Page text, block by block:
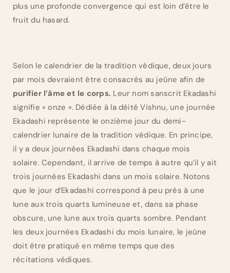
plus une profonde convergence qui est loin d’être le
fruit du hasard.
Selon le calendrier de la tradition védique, deux jours
par mois devraient être consacrés au jeûne afin de
purifier l’âme et le corps. Leur nom sanscrit Ekadashi
signifie « onze ». Dédiée à la déité Vishnu, une journée
Ekadashi représente le onzième jour du demi-
calendrier lunaire de la tradition védique. En principe,
il y a deux journées Ekadashi dans chaque mois
solaire. Cependant, il arrive de temps à autre qu’il y ait
trois journées Ekadashi dans un mois solaire. Notons
que le jour d’Ekadashi correspond à peu près à une
lune aux trois quarts lumineuse et, dans sa phase
obscure, une lune aux trois quarts sombre. Pendant
les deux journées Ekadashi du mois lunaire, le jeûne
doit être pratiqué en même temps que des
récitations védiques.